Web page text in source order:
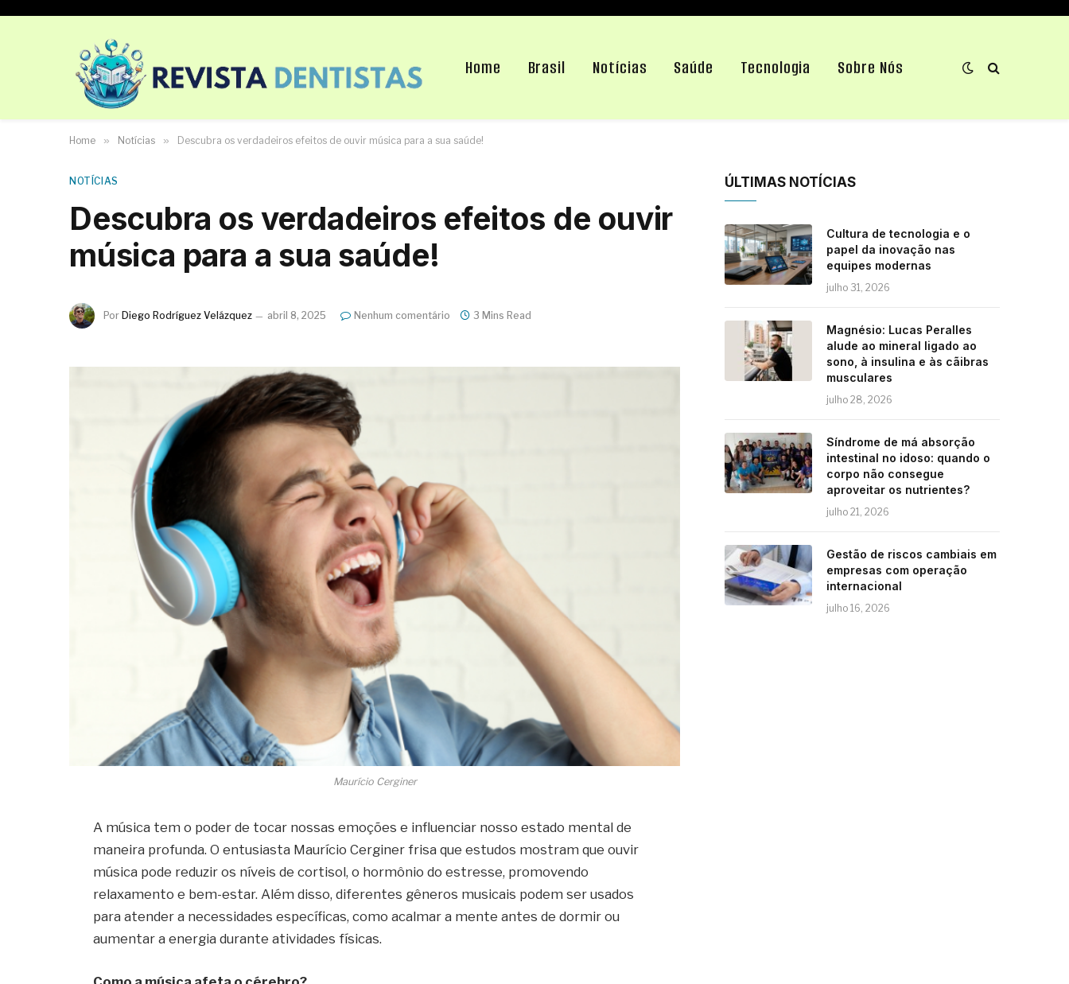
Home Brasil Notícias Saúde Tecnologia Sobre Nós
Home » Notícias » Descubra os verdadeiros efeitos de ouvir música para a sua saúde!
NOTÍCIAS
Descubra os verdadeiros efeitos de ouvir
música para a sua saúde!
Por Diego Rodríguez Velázquez abril 8, 2025 Nenhum comentário 3 Mins Read
Maurício Cerginer
A música tem o poder de tocar nossas emoções e influenciar nosso estado mental de
maneira profunda. O entusiasta Maurício Cerginer frisa que estudos mostram que ouvir
música pode reduzir os níveis de cortisol, o hormônio do estresse, promovendo
relaxamento e bem-estar. Além disso, diferentes gêneros musicais podem ser usados
para atender a necessidades específicas, como acalmar a mente antes de dormir ou
aumentar a energia durante atividades físicas.
ÚLTIMAS NOTÍCIAS
Cultura de tecnologia e o
papel da inovação nas
equipes modernas
julho 31, 2026
Magnésio: Lucas Peralles
alude ao mineral ligado ao
sono, à insulina e às cãibras
musculares
julho 28, 2026
Síndrome de má absorção
intestinal no idoso: quando o
corpo não consegue
aproveitar os nutrientes?
julho 21, 2026
Gestão de riscos cambiais em
empresas com operação
internacional
julho 16, 2026